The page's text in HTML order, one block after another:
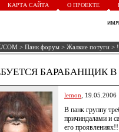
КАРТА САЙТА О ПРОЕКТЕ
COM > Панк форум > Жалкие потуги >
БАРАБАНЩИК
lemon ,
В панк группу
причиндалами и
его